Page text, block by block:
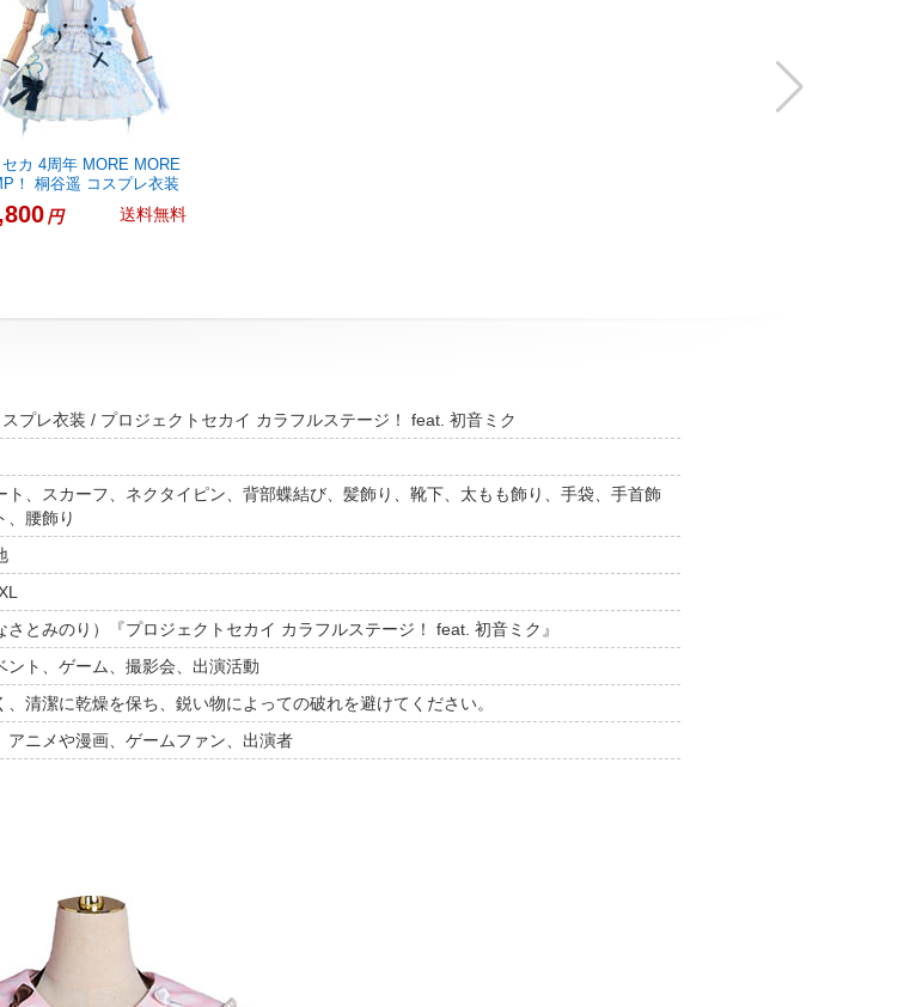
セカ 4周年 MORE MORE
！ 桐谷遥 コスプレ衣装
円 送料無料
プレ衣装 / プロジェクトセカイ カラフルステージ！ feat. 初音ミク
ト、スカーフ、ネクタイピン、背部蝶結び、髪飾り、靴下、太もも飾り、手袋、手首飾
、腰飾り
さとみのり）『プロジェクトセカイ カラフルステージ！ feat. 初音ミク』
ント、ゲーム、撮影会、出演活動
、清潔に乾燥を保ち、鋭い物によっての破れを避けてください。
アニメや漫画、ゲームファン、出演者